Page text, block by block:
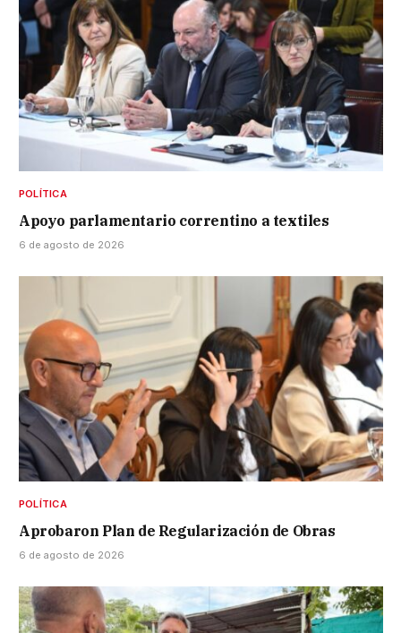
POLÍTICA
Apoyo parlamentario correntino a textiles
6 de agosto de 2026
POLÍTICA
Aprobaron Plan de Regularización de Obras
6 de agosto de 2026